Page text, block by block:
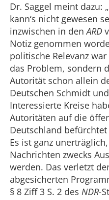
Dr. Saggel meint dazu:
kann‘s nicht gewesen
inzwischen in denARD
Notiz genommen
politische Relevanz
das Problem, sondern
Autorität schon allein
Deutschen Schmidt
Interessierte Kreise
Autoritäten auf die
Deutschland
Es ist ganz
Nachrichten zwecks
werden. Das verletzt
abgesicherten
§ 8 Ziff 3 S. 2 des NDR-